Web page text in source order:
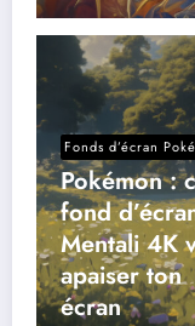
Fonds d’écran
Pokémon :
fond
Mentali 4K
apaiser ton
écran